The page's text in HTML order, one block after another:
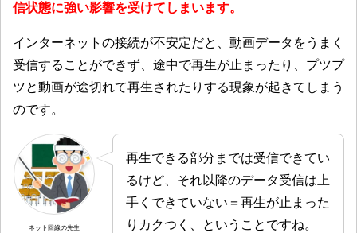
信状態に強い影響を受けてしまいます。
インターネットの接続が不安定だと、動画データをうまく
受信することができず、途中で再生が止まったり、プツプ
ツと動画が途切れて再生されたりする現象が起きてしまう
のです。
ネット回線の先生
再生できる部分までは受信できてい
るけど、それ以降のデータ受信は上
手くできていない＝再生が止まった
りカクつく、ということですね。